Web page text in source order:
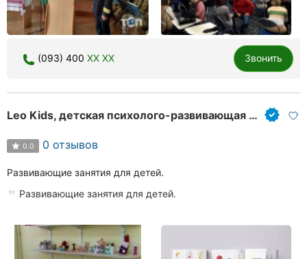
(093) 400 XX XX Звонить
Leo Kids, детская психолого-развивающая студия
0.0 0 отзывов
Развивающие занятия для детей.
Развивающие занятия для детей.